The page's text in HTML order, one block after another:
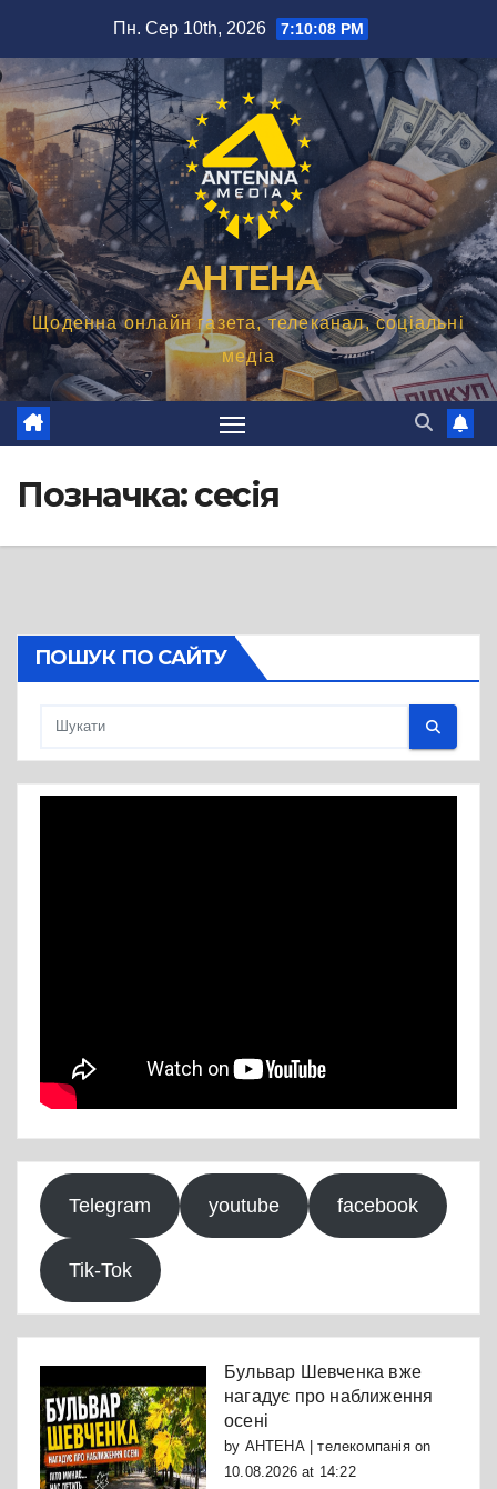
вмісту
Пн. Сер 10th, 2026 7:10:09 PM
АНТЕНА
Щоденна онлайн газета, телеканал, соціальні
медіа
Позначка:сесія
ПОШУК ПО САЙТУ
Telegram youtube facebook
Tik-Tok
Бульвар Шевченка вже
нагадує про наближення
осені
by АНТЕНА | телекомпаніяon
10.08.2026 at 14:22